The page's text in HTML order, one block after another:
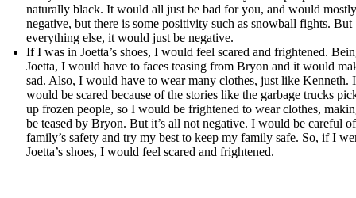
naturally black. It would all just be bad for you, and would
negative, but there is some positivity such as snowball fights. But
everything else, it would just be negative.
If I was in Joetta’s shoes, I would feel scared and frightened.
Joetta, I would have to faces teasing from Bryon and it would
sad. Also, I would have to wear many clothes, just like Kenneth. I
would be scared because of the stories like the garbage trucks
up frozen people, so I would be frightened to wear clothes,
be teased by Bryon. But it’s all not negative. I would be careful
family’s safety and try my best to keep my family safe. So, if I
Joetta’s shoes, I would feel scared and frightened.